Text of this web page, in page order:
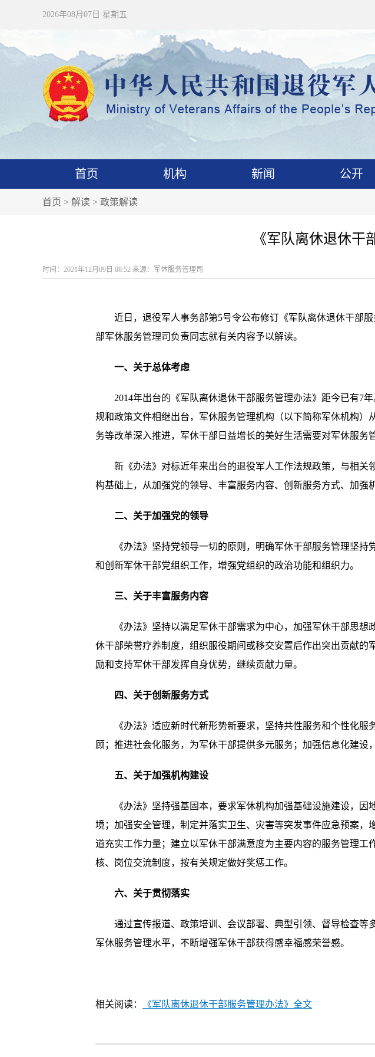
2026年08月07日 星期五
首页 机构 新闻 公开
首页 > 解读 > 政策解读
《军队离休退休干
时间：2021年12月09日 08:52 来源：军休服务管理司
近日，退役军人事务部第5号令公布修订《军队离休退休干部服
部军休服务管理司负责同志就有关内容予以解读。
一、关于总体考虑
2014年出台的《军队离休退休干部服务管理办法》距今已有7年
规和政策文件相继出台，军休服务管理机构（以下简称军休机构
务等改革深入推进，军休干部日益增长的美好生活需要对军休服务
新《办法》对标近年来出台的退役军人工作法规政策，与相关
构基础上，从加强党的领导、丰富服务内容、创新服务方式、加强
二、关于加强党的领导
《办法》坚持党领导一切的原则，明确军休干部服务管理坚持
和创新军休干部党组织工作，增强党组织的政治功能和组织力。
三、关于丰富服务内容
《办法》坚持以满足军休干部需求为中心，加强军休干部思想
休干部荣誉疗养制度，组织服役期间或移交安置后作出突出贡献
励和支持军休干部发挥自身优势，继续贡献力量。
四、关于创新服务方式
《办法》适应新时代新形势新要求，坚持共性服务和个性化服
顾；推进社会化服务，为军休干部提供多元服务；加强信息化建设
五、关于加强机构建设
《办法》坚持强基固本，要求军休机构加强基础设施建设，因
境；加强安全管理，制定并落实卫生、灾害等突发事件应急预案
道充实工作力量；建立以军休干部满意度为主要内容的服务管理
核、岗位交流制度，按有关规定做好奖惩工作。
六、关于贯彻落实
通过宣传报道、政策培训、会议部署、典型引领、督导检查等
军休服务管理水平，不断增强军休干部获得感幸福感荣誉感。
相关阅读： 《军队离休退休干部服务管理办法》全文